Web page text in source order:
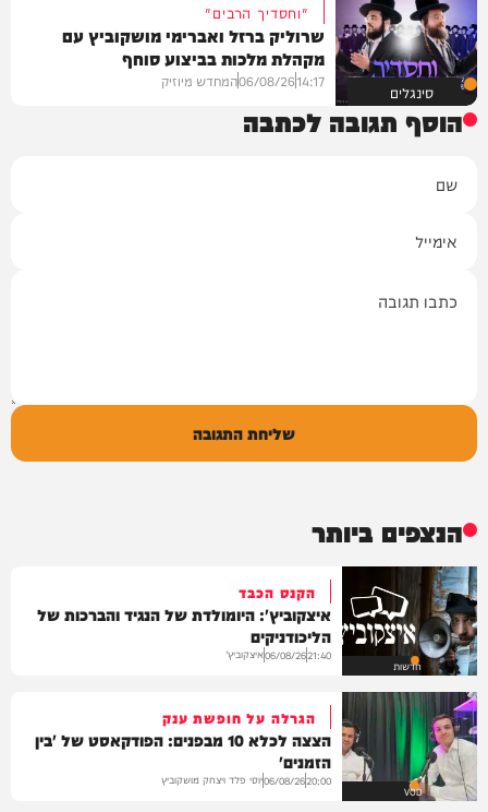
סינגלים
"וחסדיך הרבים"
שרוליק ברזל ואברימי מושקוביץ עם
מקהלת מלכות בביצוע סוחף
14:17
06/08/26המחדש מיוזיק
הוסף תגובה לכתבה
שליחת התגובה
הנצפים ביותר
חדשות
הקנס הכבד
איצקוביץ': היומולדת של הנגיד והברכות של
הליכודניקים
21:40
06/08/26איצקוביץ'
VOD
הגרלה על חופשת ענק
הצצה לכלא 10 מבפנים: הפודקאסט של 'בין
הזמנים'
20:00
06/08/26יוסי פלד ויצחק מושקוביץ